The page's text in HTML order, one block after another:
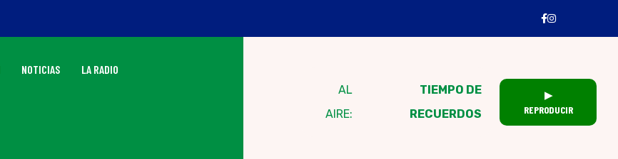
NOTICIAS LA RADIO
AL
AIRE:
TIEMPO DE
RECUERDOS
▶
REPRODUCIR